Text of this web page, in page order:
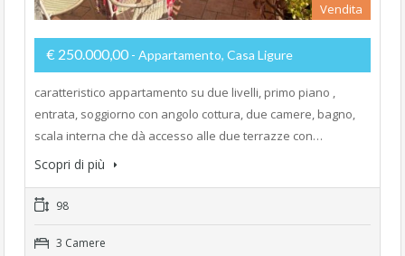
Vendita
€ 250.000,00 - Appartamento, Casa Ligure
caratteristico appartamento su due livelli, primo piano ,
entrata, soggiorno con angolo cottura, due camere, bagno,
scala interna che dà accesso alle due terrazze con…
Scopri di più
98
3 Camere